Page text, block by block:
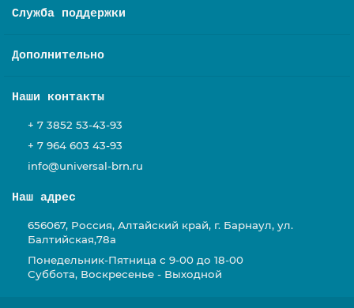
Служба поддержки
Дополнительно
Наши контакты
+ 7 3852 53-43-93
+ 7 964 603 43-93
info@universal-brn.ru
Наш адрес
656067, Россия, Алтайский край, г. Барнаул, ул.
Балтийская,78а
Понедельник-Пятница с 9-00 до 18-00
Суббота, Воскресенье - Выходной